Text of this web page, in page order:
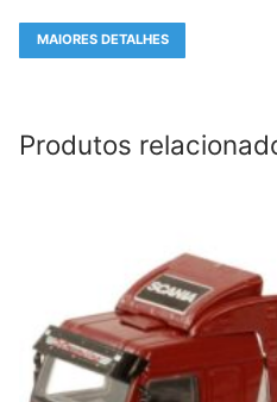
MAIORES DETALHES
Produtos